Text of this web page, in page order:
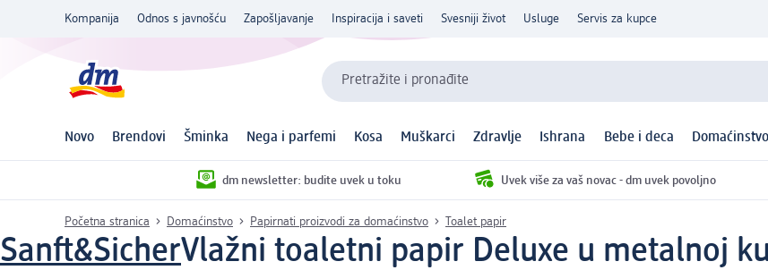
Kompanija Odnos s javnošću Zapošljavanje Inspiracija i saveti Svesniji život Usluge Servis za kupce
Pretražite i pronađite
Novo Brendovi Šminka Nega i parfemi Kosa Muškarci Zdravlje Ishrana Bebe i deca Domaćinstvo
dm newsletter: budite uvek u toku Uvek više za vaš novac - dm uvek povoljno
Početna stranica Domaćinstvo Papirnati proizvodi za domaćinstvo Toalet papir
Sanft&SicherVlažni toaletni papir Deluxe u metalnoj